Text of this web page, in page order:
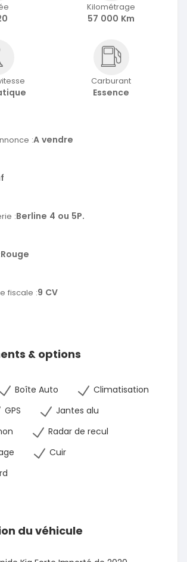
Kilométrage
57 000 Km
Carburant
Essence
:A vendre
:Berline 4 ou 5P.
Rouge
fiscale :9 CV
& options
Boîte Auto
Climatisation
GPS
Jantes alu
Radar de recul
Cuir
du véhicule